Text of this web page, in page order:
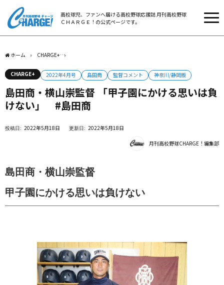
高校球児、ファンへ届ける高校野球応援誌 月刊高校野球
ＣＨＡＲＧＥ！の公式ページです。
ホーム CHARGE+
CHARGE+ 2022年4月号 島田商 監督コメント 神奈川/静岡版
島田商・横山崇監督 「甲子園にかける思いは負
けない」 #島田商
2022年5月18日 2022年5月18日
月刊高校野球CHARGE！編集部
島田商・横山崇監督
甲子園にかける思いは負けない